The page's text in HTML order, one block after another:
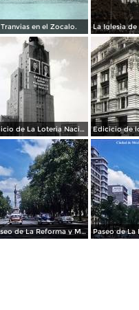
Tranvias en el Zocalo.
Edicio de La Loteria Nacional Ciudad de México Abril de 1964
Paseo de La Reforma y Mto a La Independencia 1950 Paseo de La